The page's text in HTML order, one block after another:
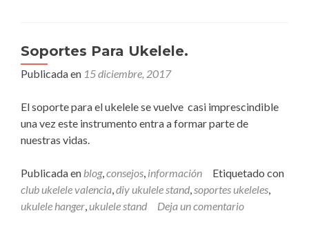
Soportes Para Ukelele.
Publicada en 15 diciembre, 2017
El soporte para el ukelele se vuelve casi imprescindible
una vez este instrumento entra a formar parte de
nuestras vidas.
Publicada en blog,consejos, información
Etiquetado con
club ukelele valencia,diy ukulele stand,soportes ukeleles,
ukulele hanger,ukulele stand Deja un comentario